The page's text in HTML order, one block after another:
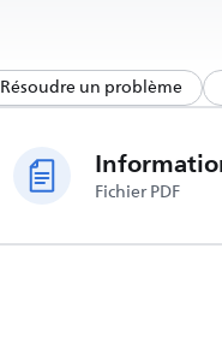
Résoudre un problème
Fichier PDF